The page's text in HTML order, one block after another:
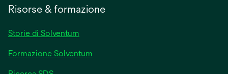
Risorse & formazione
Storie di Solventum
Formazione Solventum